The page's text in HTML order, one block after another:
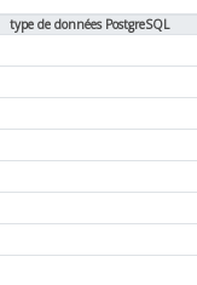
type de données PostgreSQL